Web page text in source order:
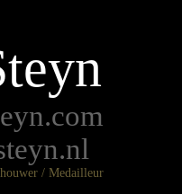
/ Medailleur